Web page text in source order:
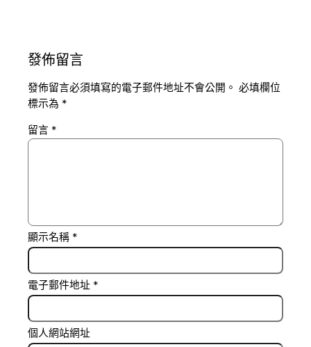
發佈留言
發佈留言必須填寫的電子郵件地址不會公開。 必填欄位
標示為 *
留言 *
顯示名稱 *
電子郵件地址 *
個人網站網址